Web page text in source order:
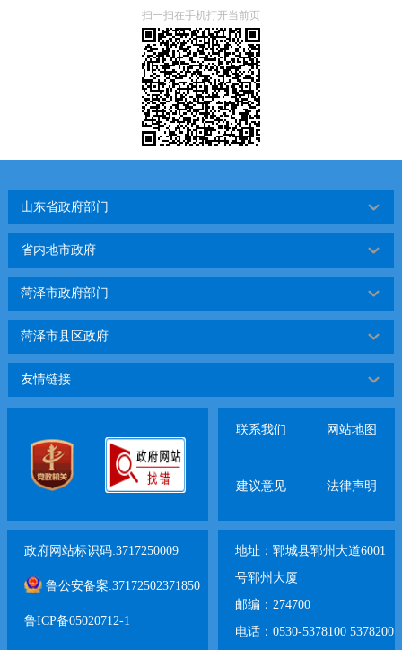
扫一扫在手机打开当前页
山东省政府部门
省内地市政府
菏泽市政府部门
菏泽市县区政府
友情链接
联系我们 网站地图
建议意见 法律声明
政府网站标识码:3717250009
鲁公安备案:37172502371850
鲁ICP备05020712-1
地址：郓城县郓州大道6001
号郓州大厦
邮编：274700
电话：0530-5378100 5378200